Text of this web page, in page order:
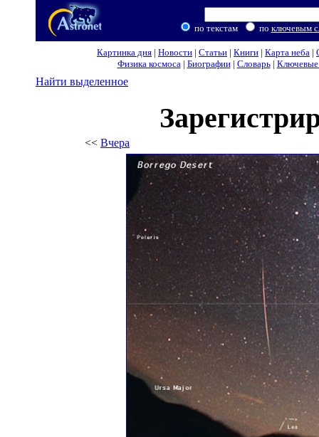
по текстам по ключевым
Картинка дня | Новости | Статьи | Книги | Карта неба |
Физика космоса| Биографии| Словарь| Ключевые
Найти выделенное
<< Вчера